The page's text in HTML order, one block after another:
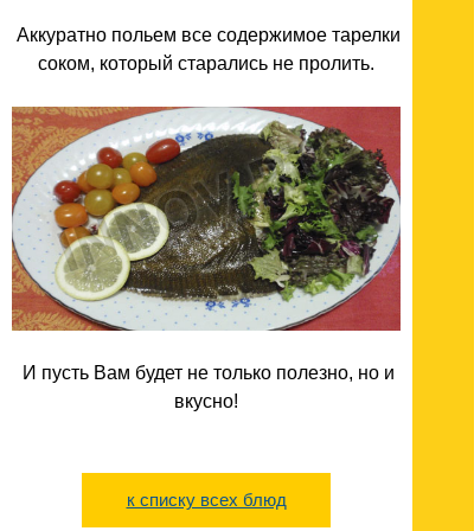
Аккуратно польем все содержимое тарелки
соком, который старались не пролить.
И пусть Вам будет не только полезно, но и
вкусно!
к списку всех блюд